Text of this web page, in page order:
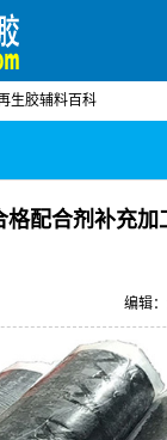
生胶辅料百科
格配合剂补充加
编辑